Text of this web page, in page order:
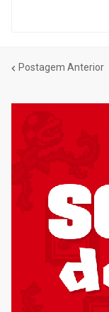
Postagem Anterior